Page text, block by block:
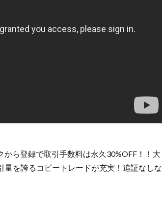
ら登録で取引手数料は永久30%OFF！！大
を誇るコピートレードが充実！追証なしな